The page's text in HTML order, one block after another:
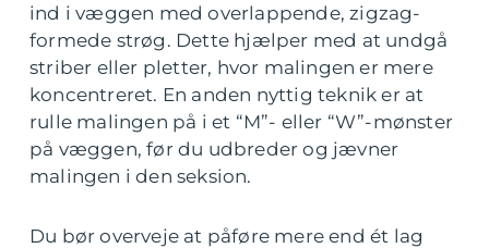
ind i væggen med overlappende, zigzag-
formede strøg. Dette hjælper med at undgå
striber eller pletter, hvor malingen er mere
koncentreret. En anden nyttig teknik er at
rulle malingen på i et “M”- eller “W”-mønster
på væggen, før du udbreder og jævner
malingen i den seksion.
Du bør overveje at påføre mere end ét lag